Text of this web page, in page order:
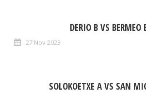
DERIO B VS BERMEO
27 Nov 2023
SOLOKOETXE A VS SAN